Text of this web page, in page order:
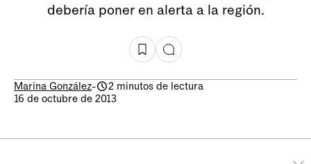
debería poner en alerta a la región.
Marina González-
2 minutos de lectura
16 de octubre de 2013